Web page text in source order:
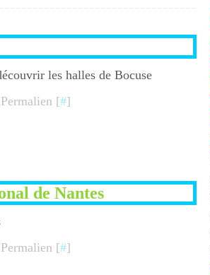
les halles de Bocuse
[#]
de Nantes
[#]